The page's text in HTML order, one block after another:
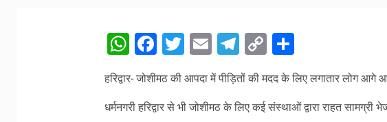
WhatsApp
Facebook
Twitter
EmailTelegram
Copy
Link
Share
हरिद्वार- जोशीमठ की आपदा में पीड़ितों की मदद के लिए लगातार लोग आगे
धर्मनगरी हरिद्वार से भी जोशीमठ के लिए कई संस्थाओं द्वारा राहत सामग्री